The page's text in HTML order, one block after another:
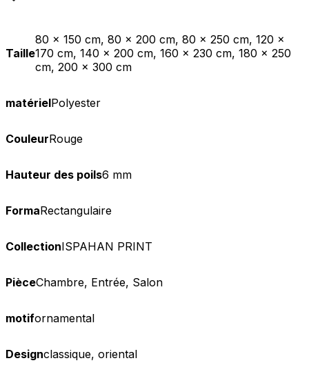
Taille
80 x 150 cm, 80 x 200 cm, 80 x 250 cm, 120 x
170 cm, 140 x 200 cm, 160 x 230 cm, 180 x 250
cm, 200 x 300 cm
matérielPolyester
CouleurRouge
Hauteur des poils6 mm
FormaRectangulaire
CollectionISPAHAN PRINT
PièceChambre, Entrée, Salon
motifornamental
Designclassique, oriental